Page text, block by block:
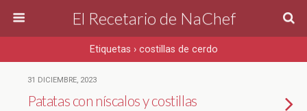
El Recetario de NaChef
Etiquetas › costillas de cerdo
31 DICIEMBRE, 2023
Patatas con níscalos y costillas